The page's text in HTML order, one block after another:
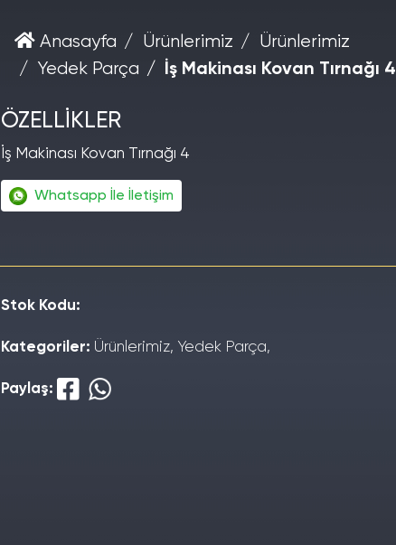
Anasayfa Ürünlerimiz
Ürünlerimiz
Yedek Parça
İş Makinası Kovan Tırnağı 4
ÖZELLİKLER
İş Makinası Kovan Tırnağı 4
Whatsapp İle İletişim
Stok Kodu:
Kategoriler: Ürünlerimiz, Yedek Parça,
Paylaş: